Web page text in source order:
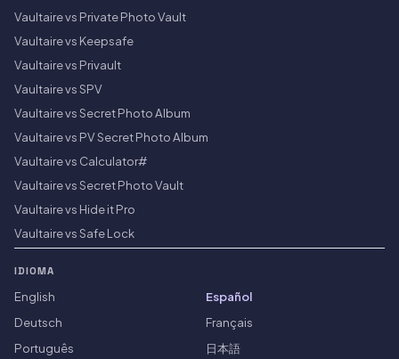
Vaultaire vs Private Photo Vault
Vaultaire vs Keepsafe
Vaultaire vs Privault
Vaultaire vs SPV
Vaultaire vs Secret Photo Album
Vaultaire vs PV Secret Photo Album
Vaultaire vs Calculator#
Vaultaire vs Secret Photo Vault
Vaultaire vs Hide it Pro
Vaultaire vs Safe Lock
IDIOMA
English
Español
Deutsch
Français
Português
日本語